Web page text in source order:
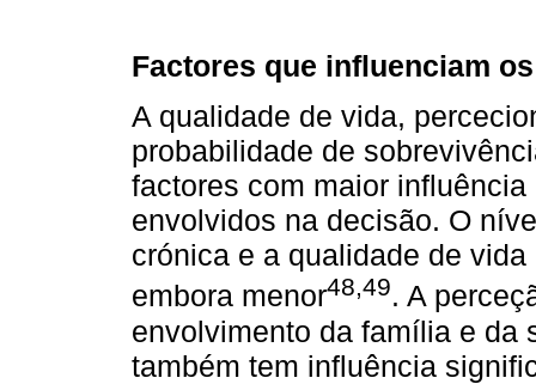
Factores que influenciam
A qualidade de vida,
probabilidade de
factores com maior
envolvidos na decisão. O
crónica e a qualidade de
embora menor48,49. A
envolvimento da família e da
também tem influência